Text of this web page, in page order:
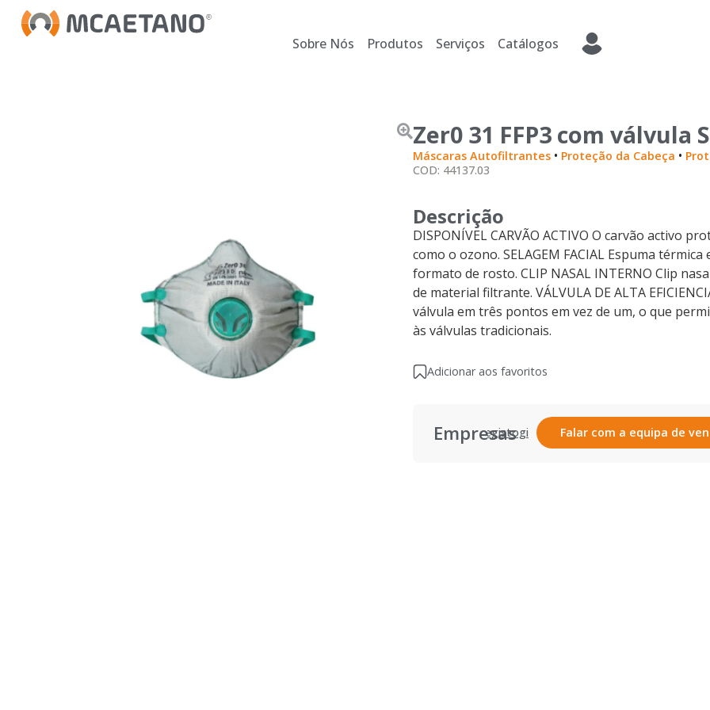
Sobre Nós Produtos Serviços Catálogos
Zer0 31 FFP3 com válvula
Máscaras Autofiltrantes• Proteção da Cabeça •
COD: 44137.03
Descrição
DISPONÍVEL CARVÃO ACTIVO O carvão activo
como o ozono. SELAGEM FACIAL Espuma
formato de rosto. CLIP NASAL INTERNO Clip
de material filtrante. VÁLVULA DE ALTA
válvula em três pontos em vez de um, o que
às válvulas tradicionais.
Adicionar aos favoritos
Empresas
Registar
Login Falar com a equipa de